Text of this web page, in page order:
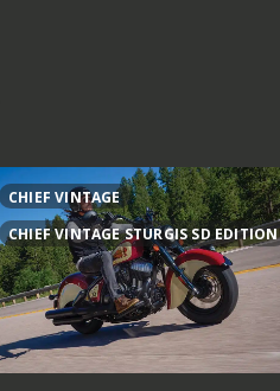
CHIEF VINTAGE
CHIEF VINTAGE STURGIS SD EDITION